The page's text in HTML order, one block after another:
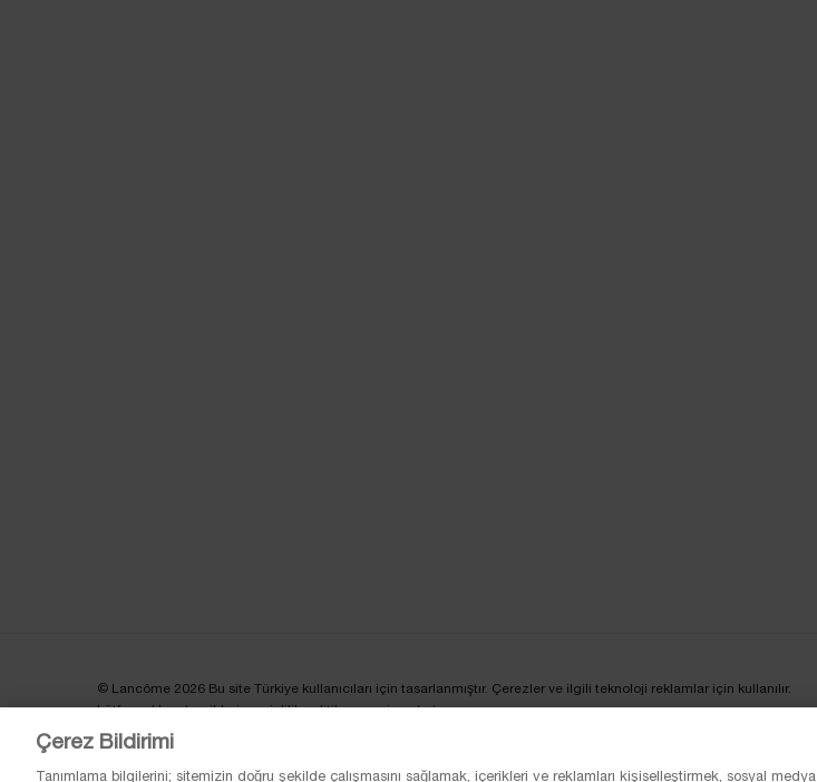
© Lancôme 2026 Bu site Türkiye kullanıcıları için tasarlanmıştır. Çerezler ve ilgili teknoloji reklamlar için kullanılır.
Lütfen reklam tercihleri ve gizlilik politikamızı ziyaret et.
Çerez Bildirimi
Tanımlama bilgilerini; sitemizin doğru şekilde çalışmasını sağlamak, içerikleri ve reklamları kişiselleştirmek, sosyal medya